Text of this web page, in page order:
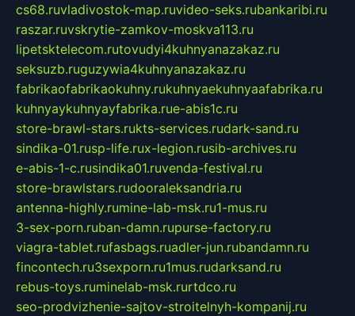
cs68.ruvladivostok-map.ruvideo-seks.rubankaribi.ru
raszar.ruvskrytie-zamkov-moskva113.ru
lipetsktelecom.rutovudyi4kuhnyanazakaz.ru
seksuzb.ruguzywia4kuhnyanazakaz.ru
fabrikaofabrikaokuhny.rukuhnyaekuhnyaafabrika.ru
kuhnyaykuhnyayfabrika.rue-abis1c.ru
store-brawl-stars.rukts-services.rudark-sand.ru
sindika-01.rusp-life.rux-legion.rusib-archives.ru
e-abis-1-c.rusindika01.ruvenda-festival.ru
store-brawlstars.rudooraleksandria.ru
antenna-highly.rumine-lab-msk.ru1-mus.ru
3-sex-porn.ruban-damn.rupurse-factory.ru
viagra-tablet.rufasbags.ruadler-jun.rubandamn.ru
fincontech.ru3sexporn.ru1mus.rudarksand.ru
rebus-toys.ruminelab-msk.rurtdco.ru
seo-prodvizhenie-sajtov-stroitelnyh-kompanij.ru